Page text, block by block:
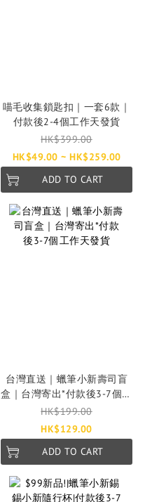
喵毛收集鎖匙扣｜一套6款｜
付款後2-4個工作天發貨
HK$399.00
HK$49.00 ~ HK$259.00
ADD TO CART
台灣直送｜蠟筆小新壽司盲
盒｜台灣寄出*付款後3-7個工
作天發貨
HK$199.00
HK$129.00
ADD TO CART